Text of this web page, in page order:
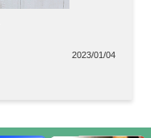
2023/01/04